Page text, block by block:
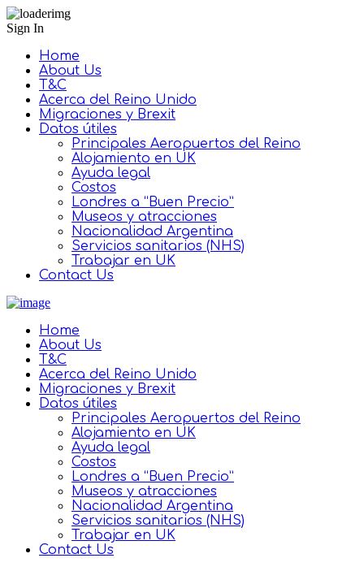
Sign In
Home
About Us
T&C
Acerca del Reino Unido
Migraciones y Brexit
Datos útiles
Principales Aeropuertos del Reino
Alojamiento en UK
Ayuda legal
Costos
Londres a “Buen Precio”
Museos y atracciones
Nacionalidad Argentina
Servicios sanitarios (NHS)
Trabajar en UK
Contact Us
Home
About Us
T&C
Acerca del Reino Unido
Migraciones y Brexit
Datos útiles
Principales Aeropuertos del Reino
Alojamiento en UK
Ayuda legal
Costos
Londres a “Buen Precio”
Museos y atracciones
Nacionalidad Argentina
Servicios sanitarios (NHS)
Trabajar en UK
Contact Us